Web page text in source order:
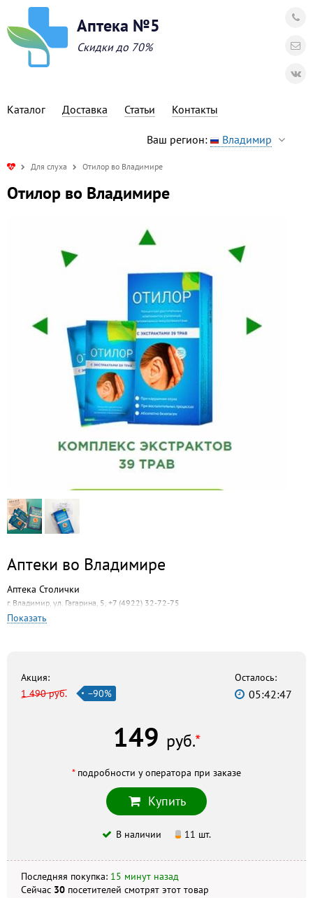
Аптека №5
Скидки до 70%
Каталог Доставка Статьи Контакты
Ваш регион: Владимир
Для слуха Отилор во Владимире
Отилор во Владимире
Аптеки во Владимире
Аптека Столички
г. Владимир, ул. Гагарина, 5, +7 (4922) 32-72-75
Аптека СП
г. Владимир, ул. Комиссарова, 1г, +7 (4922) 31-03-45
АВС аптека
г. Владимир, ул. Мира, 22, +7 (492) 252-41-78
Скидка по акции действует только при оформлении
заказа на сайте.
Не является публичной офертой. Комплектация и
Показать
Акция:
1 490 руб.
−90%
Осталось:
05:42:46
149 руб.*
*подробности у оператора при заказе
Купить
В наличии 11 шт.
Последняя покупка: 15 минут назад
Сейчас 30 посетителей смотрят этот товар